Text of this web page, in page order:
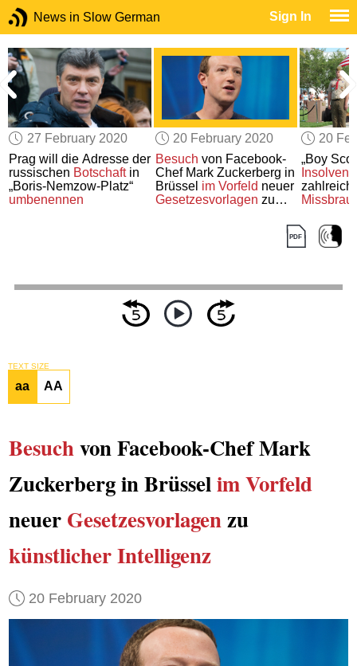
News in Slow German Sign In
27 February 2020
Prag will die Adresse der
russischen Botschaftin
„Boris-Nemzow-Platz“
umbenennen
20 February 2020
Besuch von Facebook-
Chef Mark Zuckerberg in
Brüssel im Vorfeld neuer
Gesetzesvorlagen zu
20
„Boy
TEXT SIZE
aa AA
Besuchvon Facebook-Chef Mark
Zuckerberg in Brüsselim Vorfeld
neuer Gesetzesvorlagenzu
künstlicher Intelligenz
20 February 2020